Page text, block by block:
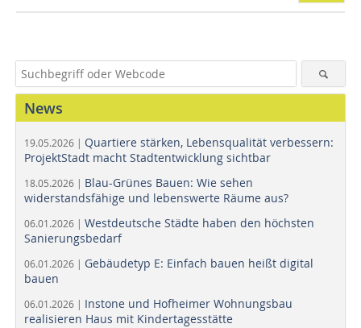
News
19.05.2026 | Quartiere stärken, Lebensqualität verbessern:
ProjektStadt macht Stadtentwicklung sichtbar
18.05.2026 | Blau-Grünes Bauen: Wie sehen
widerstandsfähige und lebenswerte Räume aus?
06.01.2026 | Westdeutsche Städte haben den höchsten
Sanierungsbedarf
06.01.2026 | Gebäudetyp E: Einfach bauen heißt digital
bauen
06.01.2026 | Instone und Hofheimer Wohnungsbau
realisieren Haus mit Kindertagesstätte